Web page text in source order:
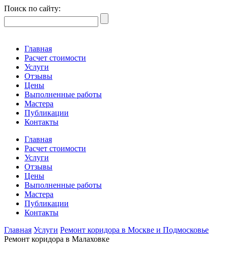
Поиск по сайту:
Главная
Расчет стоимости
Услуги
Отзывы
Цены
Выполненные работы
Мастера
Публикации
Контакты
Главная
Расчет стоимости
Услуги
Отзывы
Цены
Выполненные работы
Мастера
Публикации
Контакты
Главная Услуги Ремонт коридора в Москве и Подмосковье
Ремонт коридора в Малаховке